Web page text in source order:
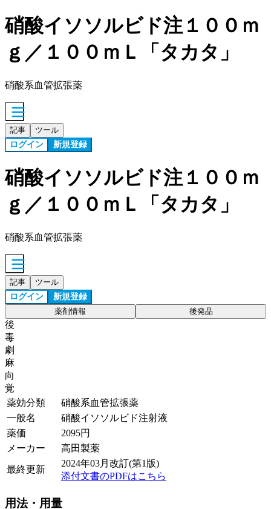
硝酸イソソルビド注１００ｍ
ｇ／１００ｍＬ「タカタ」
硝酸系血管拡張薬
記事 ツール
ログイン 新規登録
硝酸イソソルビド注１００ｍ
ｇ／１００ｍＬ「タカタ」
硝酸系血管拡張薬
記事 ツール
ログイン 新規登録
薬剤情報 後発品
後
毒
劇
麻
向
覚
薬効分類
硝酸系血管拡張薬
一般名
硝酸イソソルビド注射液
薬価
2095円
メーカー
高田製薬
最終更新
2024年03月改訂(第1版)
添付文書のPDFはこちら
用法・用量